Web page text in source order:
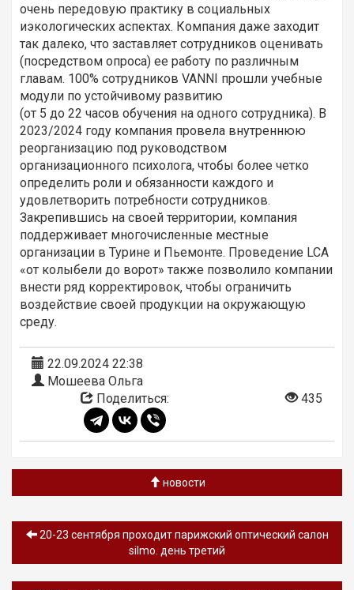
очень передовую практику в социальных
иэкологических аспектах. Компания даже заходит
так далеко, что заставляет сотрудников оценивать
(посредством опроса) ее работу по различным
главам. 100% сотрудников VANNI прошли учебные
модули по устойчивому развитию
(от 5 до 22 часов обучения на одного сотрудника). В
2023/2024 году компания провела внутреннюю
реорганизацию под руководством
организационного психолога, чтобы более четко
определить роли и обязанности каждого и
удовлетворить потребности сотрудников.
Закрепившись на своей территории, компания
поддерживает многочисленные местные
организации в Турине и Пьемонте. Проведение LCA
«от колыбели до ворот» также позволило компании
внести ряд корректировок, чтобы ограничить
воздействие своей продукции на окружающую
среду.
22.09.2024 22:38
Мошеева Ольга
Поделиться:
435
новости
20-23 сентября проходит парижский оптический салон
silmo. день третий